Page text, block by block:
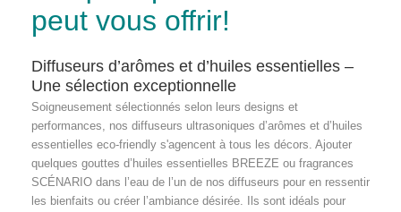
peut vous offrir!
Diffuseurs d’arômes et d’huiles essentielles –
Une sélection exceptionnelle
Soigneusement sélectionnés selon leurs designs et
performances, nos diffuseurs ultrasoniques d’arômes et d’huiles
essentielles eco-friendly s'agencent à tous les décors. Ajouter
quelques gouttes d’huiles essentielles BREEZE ou fragrances
SCÉNARIO dans l’eau de l’un de nos diffuseurs pour en ressentir
les bienfaits ou créer l’ambiance désirée. Ils sont idéals pour